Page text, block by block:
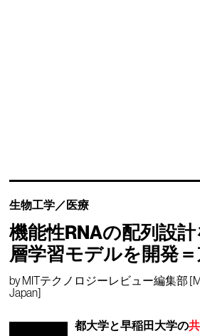
生物工学／医療
機能性RNAの配列設
層学習モデルを開発
byMITテクノロジーレビュー編集部
Japan]
都大学と早稲田大学の